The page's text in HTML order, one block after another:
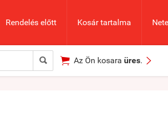
Rendelés előtt Kosár tartalma
  Az Ön kosara üres. 